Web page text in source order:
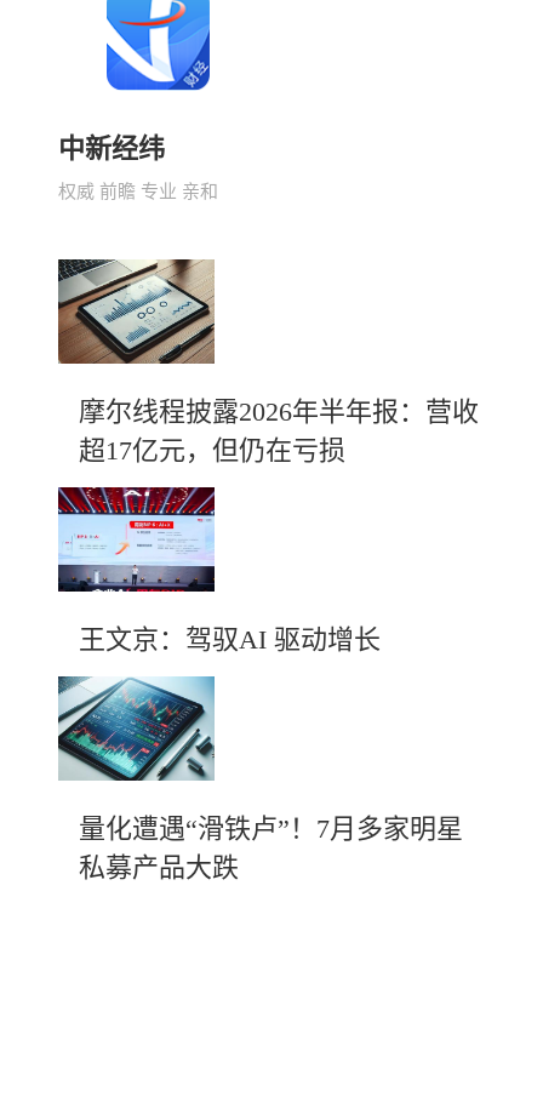
中新经纬
权威 前瞻 专业 亲和
摩尔线程披露2026年半年报：营收
超17亿元，但仍在亏损
王文京：驾驭AI 驱动增长
量化遭遇“滑铁卢”！7月多家明星
私募产品大跌